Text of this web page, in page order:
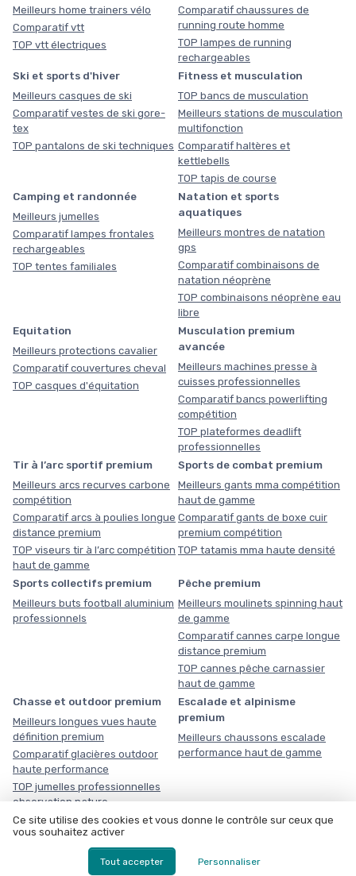
Meilleurs home trainers vélo
Comparatif vtt
TOP vtt électriques
Comparatif chaussures de
running route homme
TOP lampes de running
rechargeables
Ski et sports d'hiver
Meilleurs casques de ski
Comparatif vestes de ski gore-
tex
TOP pantalons de ski techniques
Fitness et musculation
TOP bancs de musculation
Meilleurs stations de musculation
multifonction
Comparatif haltères et
kettlebells
TOP tapis de course
Camping et randonnée
Meilleurs jumelles
Comparatif lampes frontales
rechargeables
TOP tentes familiales
Natation et sports
aquatiques
Meilleurs montres de natation
gps
Comparatif combinaisons de
natation néoprène
TOP combinaisons néoprène eau
libre
Equitation
Meilleurs protections cavalier
Comparatif couvertures cheval
TOP casques d'équitation
Musculation premium
avancée
Meilleurs machines presse à
cuisses professionnelles
Comparatif bancs powerlifting
compétition
TOP plateformes deadlift
professionnelles
Tir à l’arc sportif premium
Meilleurs arcs recurves carbone
compétition
Comparatif arcs à poulies longue
distance premium
TOP viseurs tir à l’arc compétition
haut de gamme
Sports de combat premium
Meilleurs gants mma compétition
haut de gamme
Comparatif gants de boxe cuir
premium compétition
TOP tatamis mma haute densité
Sports collectifs premium
Meilleurs buts football aluminium
professionnels
Pêche premium
Meilleurs moulinets spinning haut
de gamme
Comparatif cannes carpe longue
distance premium
TOP cannes pêche carnassier
haut de gamme
Chasse et outdoor premium
Meilleurs longues vues haute
définition premium
Comparatif glacières outdoor
haute performance
TOP jumelles professionnelles
observation nature
Escalade et alpinisme
premium
Meilleurs chaussons escalade
performance haut de gamme
Triathlon premium
Comparatif combinaisons triathlon néoprène compétition
Ce site utilise des cookies et vous donne le contrôle sur ceux que
vous souhaitez activer
Tout accepter Personnaliser